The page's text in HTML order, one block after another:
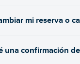
mi reserva o
una confirmación